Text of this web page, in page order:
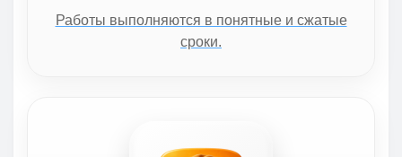
Работы выполняются в понятные и сжатые
сроки.